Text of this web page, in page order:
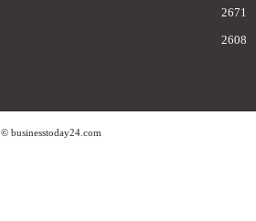
2671
2608
© businesstoday24.com